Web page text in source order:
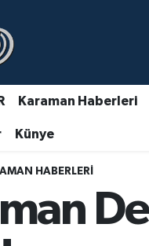
Karaman Haberleri
Künye
HABERLERI